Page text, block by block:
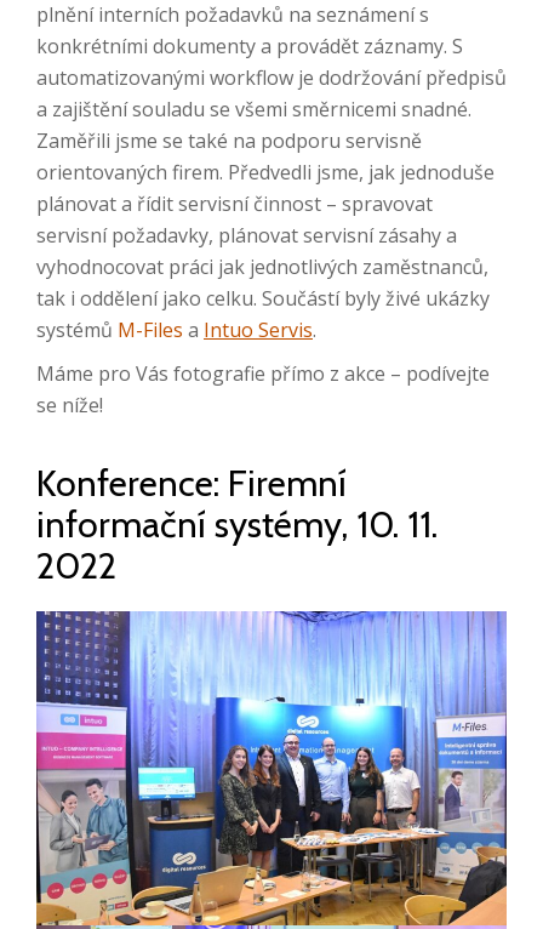
plnění interních požadavků na seznámení s
konkrétními dokumenty a provádět záznamy. S
automatizovanými workflow je dodržování předpisů
a zajištění souladu se všemi směrnicemi snadné.
Zaměřili jsme se také na podporu servisně
orientovaných firem. Předvedli jsme, jak jednoduše
plánovat a řídit servisní činnost – spravovat
servisní požadavky, plánovat servisní zásahy a
vyhodnocovat práci jak jednotlivých zaměstnanců,
tak i oddělení jako celku. Součástí byly živé ukázky
systémů M-Files a Intuo Servis.
Máme pro Vás fotografie přímo z akce – podívejte
se níže!
Konference: Firemní
informační systémy, 10. 11.
2022